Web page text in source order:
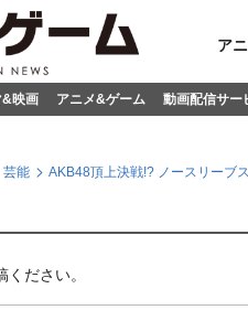
ア
&映画 アニメ&ゲーム 動画配信サー
芸能 AKB48頂上決戦!? ノースリーブ
ださい。